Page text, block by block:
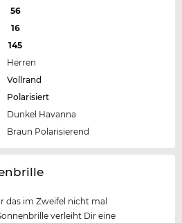
56
16
145
Herren
Vollrand
Polarisiert
Dunkel Havanna
Braun Polarisierend
das im Zweifel nicht mal
verleiht Dir eine